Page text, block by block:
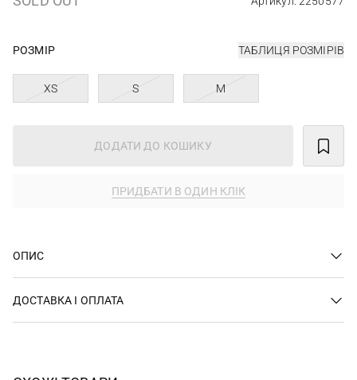
РОЗМІР ТАБЛИЦЯ РОЗМІРІВ
XS S M
ДОДАТИ ДО КОШИКУ
ПРИДБАТИ В ОДИН КЛІК
ОПИС
ДОСТАВКА І ОПЛАТА